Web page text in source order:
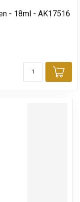
- 18ml - AK17516